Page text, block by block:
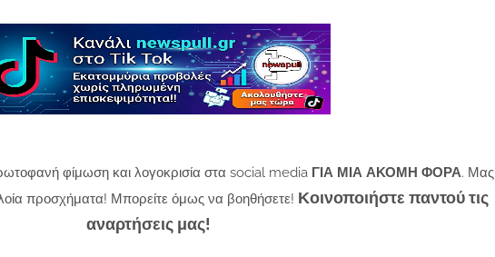
φίμωση και λογοκρισία στα social media ΓΙΑ ΜΙΑ ΑΚΟΜΗ ΦΟΡΑ. Μας
προσχήματα! Μπορείτε όμως να βοηθήσετε! Κοινοποιήστε παντού τις
αναρτήσεις μας!